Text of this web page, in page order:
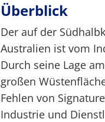
Überblick
Der auf der
Australien ist vom
Durch seine Lage
großen
Fehlen von
Industrie und